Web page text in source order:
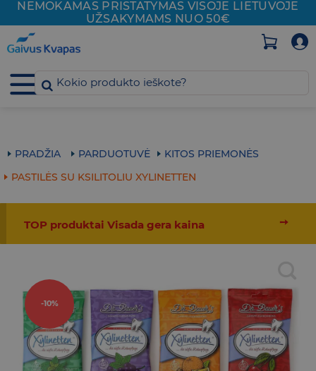
Skip
to
content
NEMOKAMAS PRISTATYMAS VISOJE LIETUVOJE
UŽSAKYMAMS NUO 50€
PRADŽIA PARDUOTUVĖ
KITOS PRIEMONĖS
PASTILĖS SU KSILITOLIU XYLINETTEN
➙
TOP produktai Visada gera kaina
-10%